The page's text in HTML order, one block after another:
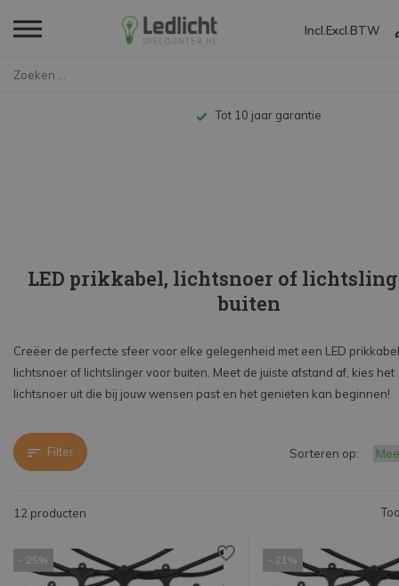
Incl. Excl. BTW
Tot 10 jaar garantie
LED prikkabel, lichtsnoer of
buiten
Creëer de perfecte sfeer voor elke gelegenheid met een LED
lichtsnoer of lichtslinger voor buiten. Meet de juiste afstand af, kies het
lichtsnoer uit die bij jouw wensen past en het genieten kan beginnen!
Filter
12 producten
Sorteren op:
- 25% - 21%